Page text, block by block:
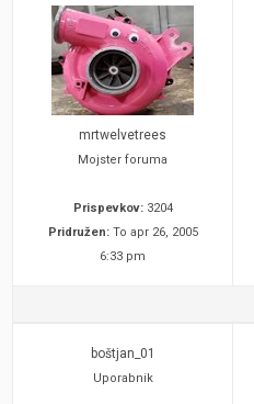
mrtwelvetrees
Mojster foruma
Prispevkov:3204
Pridružen:To apr 26, 2005
6:33 pm
boštjan_01
Uporabnik